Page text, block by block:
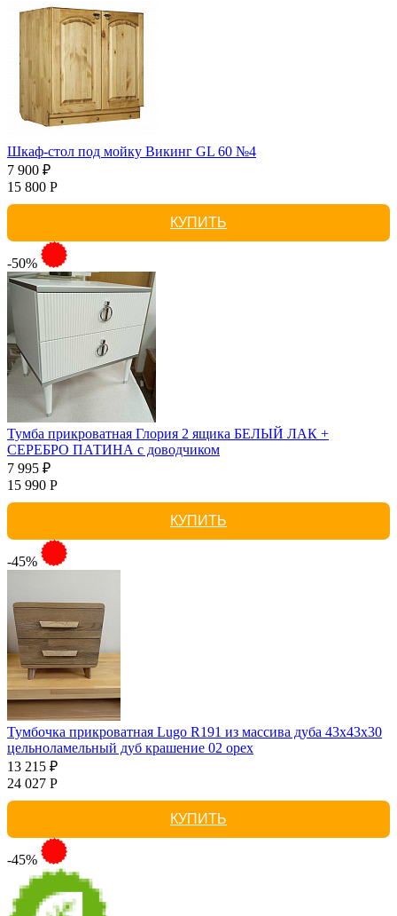
Шкаф-стол под мойку Викинг GL 60 №4
7 900 ₽
15 800 Р
КУПИТЬ
-50%
Тумба прикроватная Глория 2 ящика БЕЛЫЙ ЛАК +
СЕРЕБРО ПАТИНА с доводчиком
7 995 ₽
15 990 Р
КУПИТЬ
-45%
Тумбочка прикроватная Lugo R191 из массива дуба 43х43х30
цельноламельный дуб крашение 02 орех
13 215 ₽
24 027 Р
КУПИТЬ
-45%